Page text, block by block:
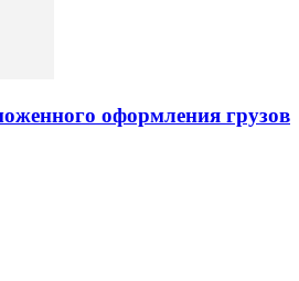
оформления грузов